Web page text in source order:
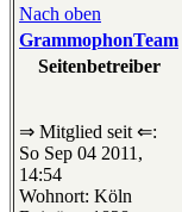
Nach oben
GrammophonTeam
Seitenbetreiber
⇒ Mitglied seit ⇐:
So Sep 04 2011,
14:54
Wohnort: Köln